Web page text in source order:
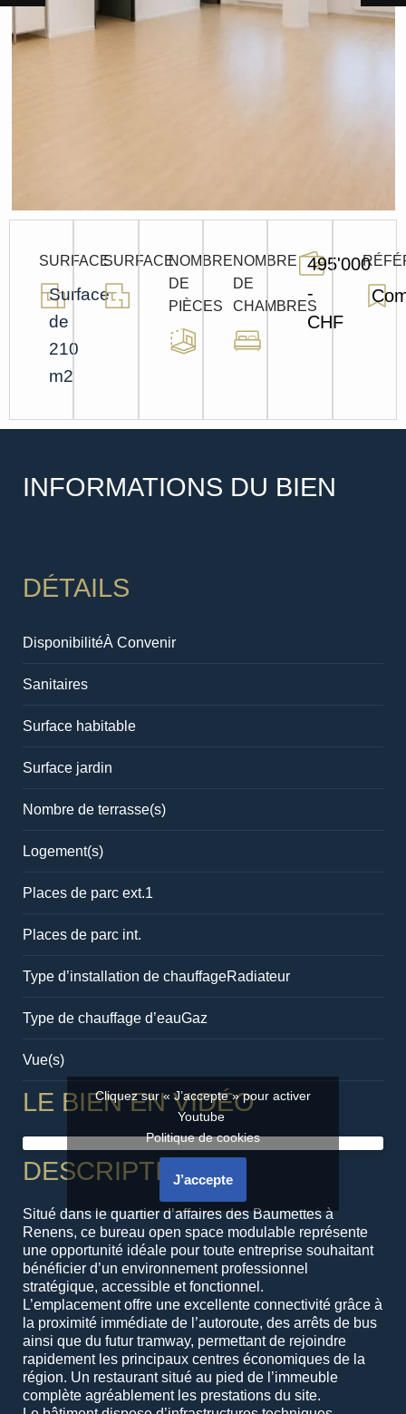
SURFACE
Surface
de
210
m2
SURFACENOMBRE
DE
PIÈCES
NOMBRE
DE
CHAMBRES
495'000
-
CHF
INFORMATIONS DU BIEN
DÉTAILS
DisponibilitéÀ Convenir
Sanitaires
Surface habitable
Surface jardin
Nombre de terrasse(s)
Logement(s)
Places de parc ext.1
Places de parc int.
Type d’installation de chauffageRadiateur
Type de chauffage d’eauGaz
Vue(s)
LE BIEN EN VIDÉO
Cliquez sur « J’accepte » pour activer
Youtube
Politique de cookies
J’accepte
DESCRIPTION
Situé dans le quartier d’affaires des Baumettes à
Renens, ce bureau open space modulable représente
une opportunité idéale pour toute entreprise souhaitant
bénéficier d’un environnement professionnel
stratégique, accessible et fonctionnel.
L’emplacement offre une excellente connectivité grâce à
la proximité immédiate de l’autoroute, des arrêts de bus
ainsi que du futur tramway, permettant de rejoindre
rapidement les principaux centres économiques de la
région. Un restaurant situé au pied de l’immeuble
complète agréablement les prestations du site.